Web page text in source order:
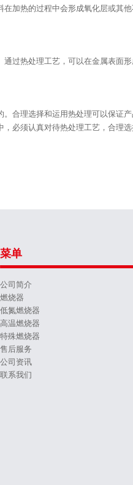
加热的过程中会形成氧化层或其
过热处理工艺，可以在金属表面
合理选择和运用热处理可以保证
必须认真对待热处理工艺，合理
菜单
公司简介
燃烧器
低氮燃烧器
高温燃烧器
特殊燃烧器
售后服务
公司资讯
联系我们